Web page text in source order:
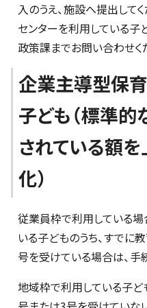
入のうえ、施設へ提出してく
センターを利用している子
政策課までお問い合わせく
企業主導型保
子ども（標準的
されている額
化）
従業員枠で利用している場
いる子どものうち、すでに
号を受けている場合は、手
地域枠で利用している子ど